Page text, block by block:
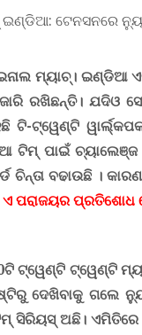
ମ୍ୟାଚ୍। ଇଣ୍ଡିଆ
ରଖିଛନ୍ତି। ଯଦିଓ
ଟି-ଟ୍ୱେଣ୍ଟି
ଟିମ୍ ପାଇଁ ଚ୍ୟାଲେଞ୍ଜ
ଚିନ୍ତା ବଢାଉଛି ।
ଏ ପରାଜୟର ପ୍ରତିଶୋଧ
ଟ୍ୱେଣ୍ଟି ଟ୍ୱେଣ୍ଟି
ଦେଖିବାକୁ ଗଲେ
ସିରିୟସ୍ ଅଛି।